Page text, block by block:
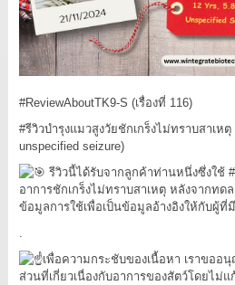
#ReviewAboutTK9-S (เรื่องที่ 116)
#รีวิวบำรุงแมวสูงวัยชักเกร็งไม่ทราบสาเหตุ
unspecified seizure)
รีวิวนี้ได้รับจากลูกค้าท่านหนึ่งซึ่งใช้
อาการชักเกร็งไม่ทราบสาเหตุ หลังจากท
ข้อมูลการใช้เพื่อเป็นข้อมูลอ้างอิงให้กับผู้
เพื่อความกระชับของเนื้อหา เราขออ
ส่วนที่เกี่ยวเนื่องกับอาการของสัตว์โดยไม่